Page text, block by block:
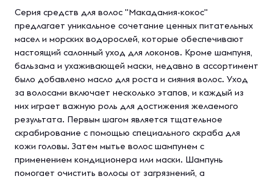
Серия средств для волос "Макадамия-кокос"
предлагает уникальное сочетание ценных питательных
масел и морских водорослей, которые обеспечивают
настоящий салонный уход для локонов. Кроме шампуня,
бальзама и ухаживающей маски, недавно в ассортимент
было добавлено масло для роста и сияния волос. Уход
за волосами включает несколько этапов, и каждый из
них играет важную роль для достижения желаемого
результата. Первым шагом является тщательное
скрабирование с помощью специального скраба для
кожи головы. Затем мытье волос шампунем с
применением кондиционера или маски. Шампунь
помогает очистить волосы от загрязнений, а